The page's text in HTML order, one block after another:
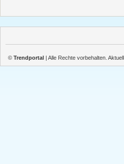
© Trendportal | Alle Rechte vorbehalten.